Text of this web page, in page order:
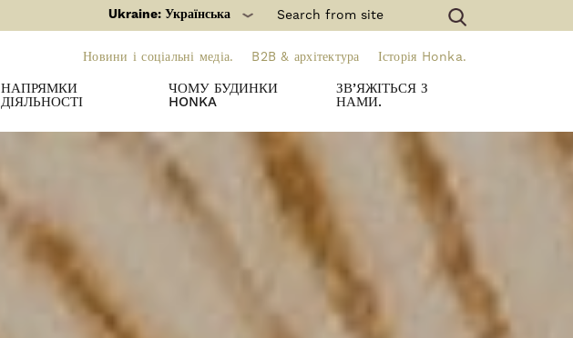
Ukraine: Українська
Новини і соціальні медіа. B2B & архітектура Історія Honka.
НАПРЯМКИ
ДІЯЛЬНОСТІ
ЧОМУ БУДИНКИ
HONKA
ЗВ’ЯЖІТЬСЯ З
НАМИ.